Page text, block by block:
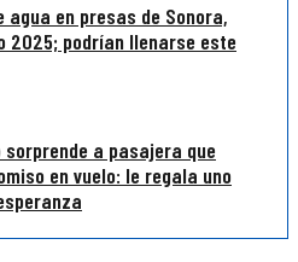
en presas de Sonora,
2025; podrían llenarse este
a pasajera que
en vuelo: le regala uno